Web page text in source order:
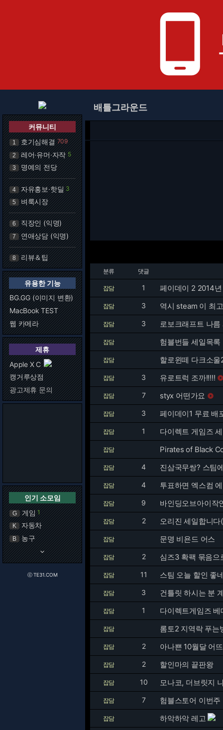
phone_android
커뮤니티
1 호기심해결 709
2 레어·유머·자작 5
3 명예의 전당
4 자유홍보·핫딜 3
5 벼룩시장
6 직장인 (익명)
7 연애상담 (익명)
8 리뷰＆팁
유용한 기능
BG.GG (이미지 변환)
MacBook TEST
웹 카메라
제휴
Apple X C
캥거루상점
광고제휴 문의
인기 소모임
G 게임 1
K 자동차
B 농구
keyboard_arrow_down
ⓒ TE31.COM
배틀그라운드
분류 댓글
잡담 1 페이데이 2 2014
잡담 3 역시 steam 이 최
잡담 3 로보크래프트 나름
잡담 험블번들 세일목록
잡담 할로윈떼 다크소
잡담 3 유로트럭 조까!!!!!
잡담 7 styx 어떤가요 
잡담 3 페이데이1 무료 배
잡담 1 다이렉트 게임즈
잡담 Pirates of Black
잡담 4 진삼국무쌍? 스팀
잡담 4 투표하면 엑스컴
잡담 9 바인딩오브아이작
잡담 2 오리진 세일합니
잡담 문명 비욘드 어스
잡담 2 심즈3 확팩 묶음으
잡담 11 스팀 오늘 할인 좋
잡담 3 건틀릿 하시는 분
잡담 1 다이렉트게임즈
잡담 롬토2 지역락 푸는
잡담 2 아나쁜 10월달 어
잡담 2 할인마의 끝판왕
잡담 10 모나코, 더브릿지
잡담 7 험블스토어 이번주
잡담 하악하악 레고